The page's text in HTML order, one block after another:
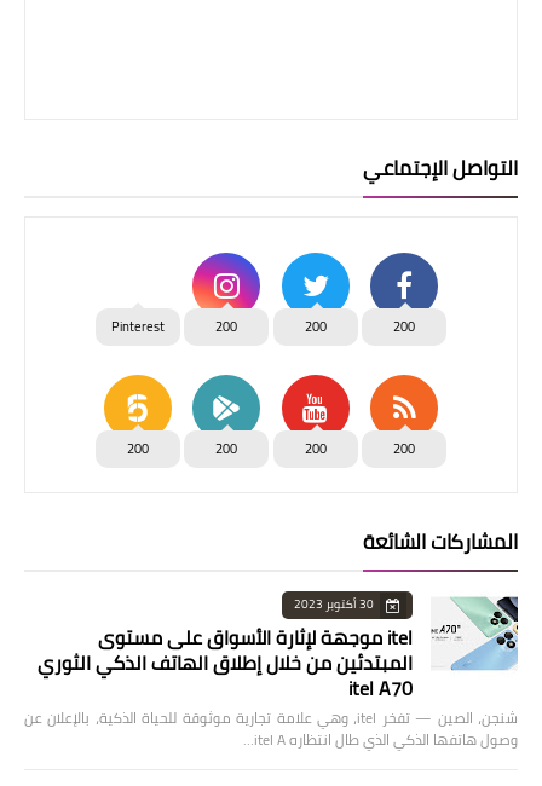
التواصل الإجتماعي
200
200
200
Pinterest
200
200
200
200
المشاركات الشائعة
30 أكتوبر 2023
itel موجهة لإثارة الأسواق على مستوى
المبتدئين من خلال إطلاق الهاتف الذكي الثوري
itel A70
شنجن، الصين — تفخر itel، وهي علامة تجارية موثوقة للحياة الذكية، بالإعلان عن
وصول هاتفها الذكي الذي طال انتظاره itel A…